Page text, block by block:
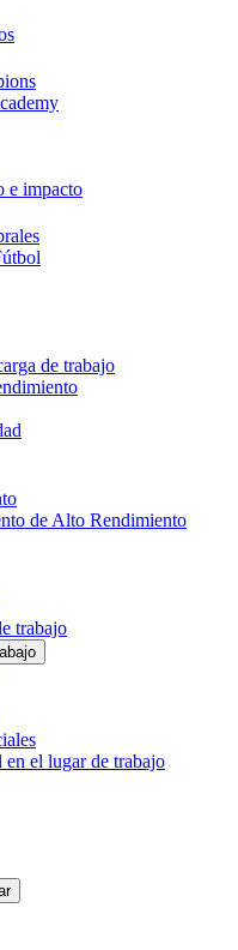
e impacto
de trabajo
de Alto Rendimiento
trabajo
el lugar de trabajo